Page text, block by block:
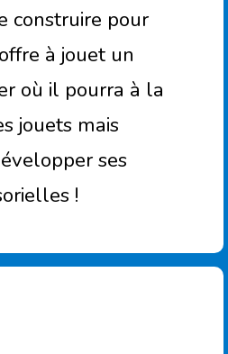
construire pour
à jouet un
où il pourra à la
jouets mais
ses
!